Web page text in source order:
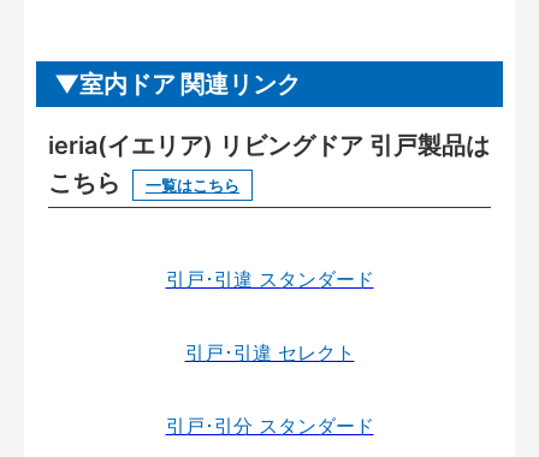
室内ドア 関連リンク
ieria(イエリア) リビングドア 引戸製品は
こちら
一覧はこちら
引戸･引違 スタンダード
引戸･引違 セレクト
引戸･引分 スタンダード